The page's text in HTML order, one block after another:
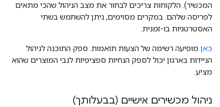
המכשיר). הלקוחות צריכים לבחור את מצב הניהול שהכי מתאים
לפריסה שלהם. במקרים מסוימים, ניתן להשתמש בשתי
האסטרטגיות בו-זמנית.
כאן מופיעה רשימה של הצעות תואמות. ספק התוכנה לניהול
הניידות בארגון יכול לספק הנחיות ספציפיות לגבי המוצרים שהוא
מציע.
ניהול מכשירים אישיים (בבעלותך)